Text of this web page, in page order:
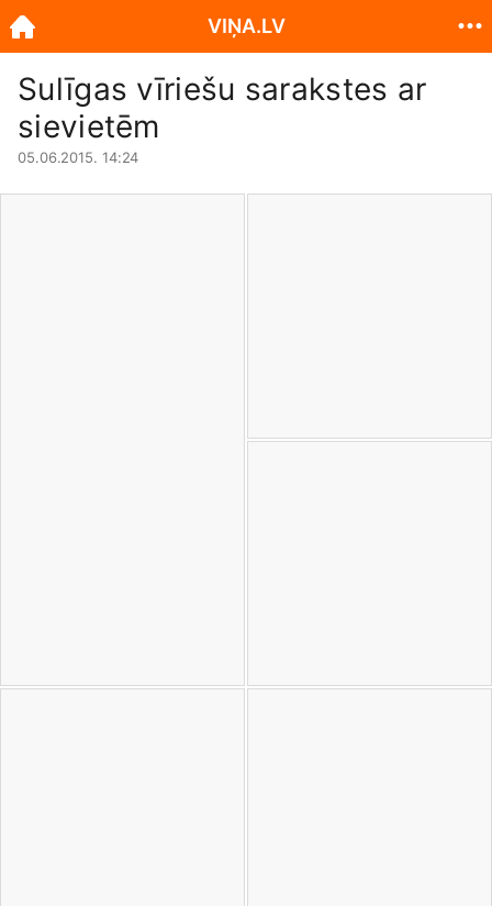
Sulīgas vīriešu sarakstes ar
sievietēm
05.06.2015. 14:24
VIŅA.LV